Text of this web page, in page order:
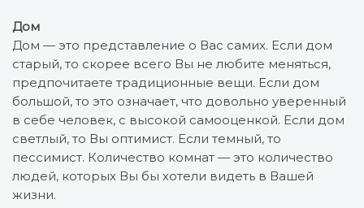
Дом
Дом — это представление о Вас самих. Если дом
старый, то скорее всего Вы не любите меняться,
предпочитаете традиционные вещи. Если дом
большой, то это означает, что довольно уверенный
в себе человек, с высокой самооценкой. Если дом
светлый, то Вы оптимист. Если темный, то
пессимист. Количество комнат — это количество
людей, которых Вы бы хотели видеть в Вашей
жизни.